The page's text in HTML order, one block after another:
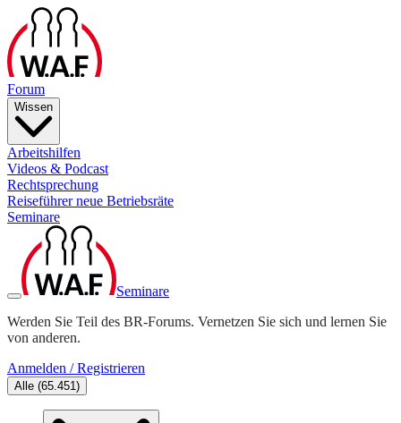
Forum
Wissen
Arbeitshilfen
Videos & Podcast
Rechtsprechung
Reiseführer neue Betriebsräte
Seminare
Seminare
Werden Sie Teil des BR-Forums. Vernetzen Sie sich und lernen Sie
von anderen.
Anmelden / Registrieren
Alle (65.451)